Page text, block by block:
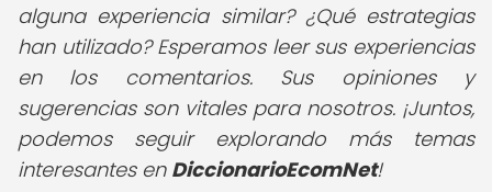
alguna experiencia similar? ¿Qué estrategias
han utilizado? Esperamos leer sus experiencias
en los comentarios. Sus opiniones y
sugerencias son vitales para nosotros. ¡Juntos,
podemos seguir explorando más temas
interesantes en DiccionarioEcomNet!